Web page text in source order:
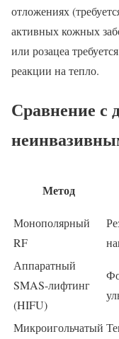
отложениях
активных кожных
или розацеа
реакции на тепло.
Сравнение с
Метод
Монополярный
RF
Аппаратный
SMAS-лифтинг
(HIFU)
Микроигольчатый